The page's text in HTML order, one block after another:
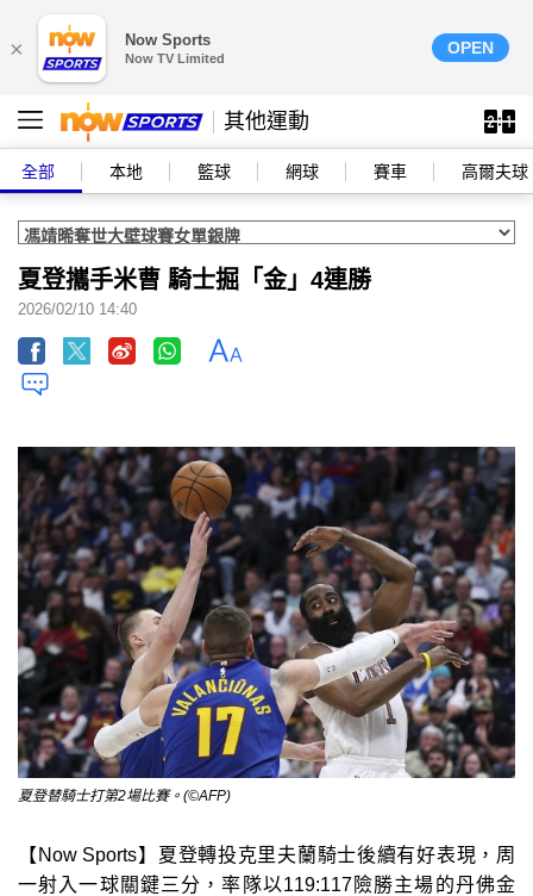
× Now Sports
Now TV Limited
OPEN
其他運動
全部 本地 籃球 網球 賽車 高爾夫球
夏登攜手米曹 騎士掘「金」4連勝
2026/02/10 14:40
夏登替騎士打第2場比賽。(©AFP)
【Now Sports】夏登轉投克里夫蘭騎士後續有好表現，周
一射入一球關鍵三分，率隊以119:117險勝主場的丹佛金